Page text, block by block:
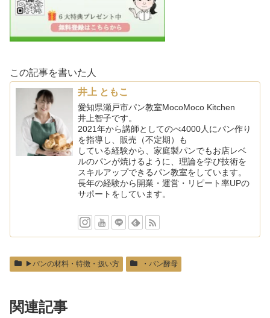
この記事を書いた人
井上 ともこ
愛知県瀬戸市パン教室MocoMoco Kitchen
井上智子です。
2021年から講師としてのべ4000人にパン作り
を指導し、販売（不定期）も
している経験から、家庭製パンでもお店レベ
ルのパンが焼けるように、理論を学び技術を
スキルアップできるパン教室をしています。
長年の経験から開業・運営・リピート率UPの
サポートをしています。
▶︎パンの材料・特徴・扱い方 ・パン酵母
関連記事